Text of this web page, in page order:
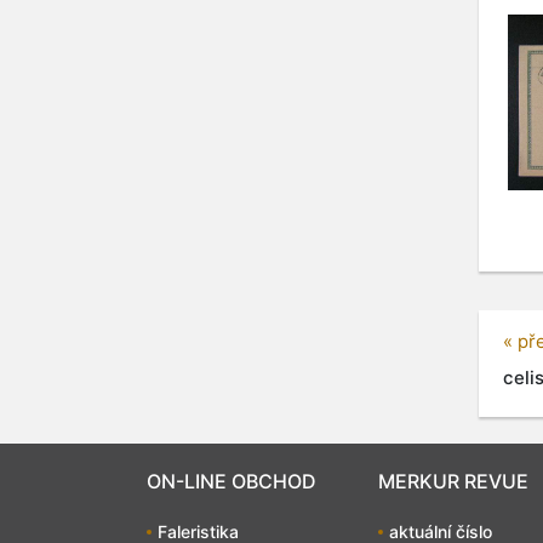
«
ON-LINE OBCHOD
Faleristika
MERKUR REVUE
aktuální číslo